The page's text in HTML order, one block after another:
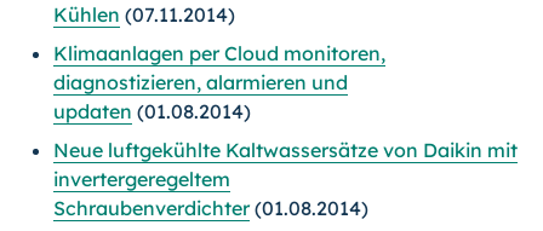
Kühlen (07.11.2014)
Klimaanlagen per Cloud monitoren,
diagnostizieren, alarmieren und
updaten (01.08.2014)
Neue luftgekühlte Kaltwassersätze von Daikin mit
invertergeregeltem
Schraubenverdichter(01.08.2014)